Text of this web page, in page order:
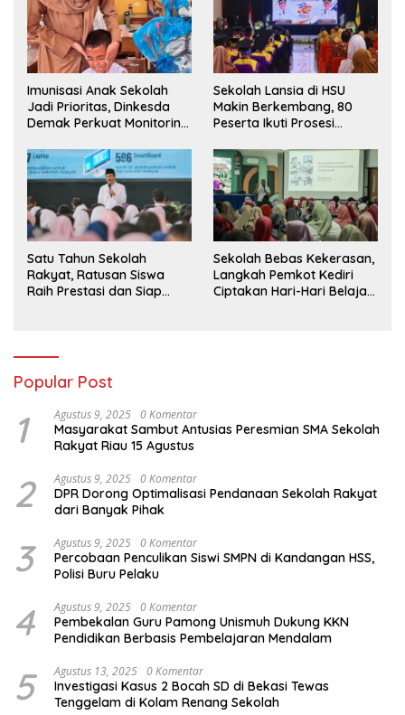
Imunisasi Anak Sekolah
Jadi Prioritas, Dinkesda
Demak Perkuat Monitoring
Sekolah Lansia di HSU
Makin Berkembang, 80
Peserta Ikuti Prosesi
Satu Tahun Sekolah
Rakyat, Ratusan Siswa
Raih Prestasi dan Siap
Sekolah Bebas Kekerasan,
Langkah Pemkot Kediri
Ciptakan Hari-Hari Belajar
Popular Post
1 Agustus 9, 2025 0 Komentar
Masyarakat Sambut Antusias Peresmian SMA Sekolah
Rakyat Riau 15 Agustus
2 Agustus 9, 2025 0 Komentar
DPR Dorong Optimalisasi Pendanaan Sekolah Rakyat
dari Banyak Pihak
3 Agustus 9, 2025 0 Komentar
Percobaan Penculikan Siswi SMPN di Kandangan HSS,
Polisi Buru Pelaku
4 Agustus 9, 2025 0 Komentar
Pembekalan Guru Pamong Unismuh Dukung KKN
Pendidikan Berbasis Pembelajaran Mendalam
5 Agustus 13, 2025 0 Komentar
Investigasi Kasus 2 Bocah SD di Bekasi Tewas
Tenggelam di Kolam Renang Sekolah